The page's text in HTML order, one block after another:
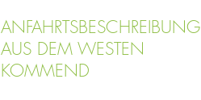
ANFAHRTSBESCHREIBUNG
AUS DEM WESTEN
KOMMEND